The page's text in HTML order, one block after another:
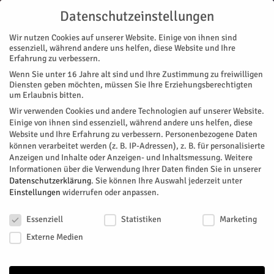
Start
« Alle Veranstaltungen
Meet & Greet mit Volt
Facebook Twitter
Datenschutzeinstellungen
Wir nutzen Cookies auf unserer Website. Einige von ihnen sind
essenziell, während andere uns helfen, diese Website und Ihre
Erfahrung zu verbessern.
Wenn Sie unter 16 Jahre alt sind und Ihre Zustimmung zu freiwilligen
Diensten geben möchten, müssen Sie Ihre Erziehungsberechtigten
um Erlaubnis bitten.
Wir verwenden Cookies und andere Technologien auf unserer Website.
Einige von ihnen sind essenziell, während andere uns helfen, diese
Website und Ihre Erfahrung zu verbessern. Personenbezogene Daten
können verarbeitet werden (z. B. IP-Adressen), z. B. für personalisierte
Anzeigen und Inhalte oder Anzeigen- und Inhaltsmessung. Weitere
Informationen über die Verwendung Ihrer Daten finden Sie in unserer
Datenschutzerklärung. Sie können Ihre Auswahl jederzeit unter
Einstellungen widerrufen oder anpassen.
Essenziell
Statistiken
Marketing
Externe Medien